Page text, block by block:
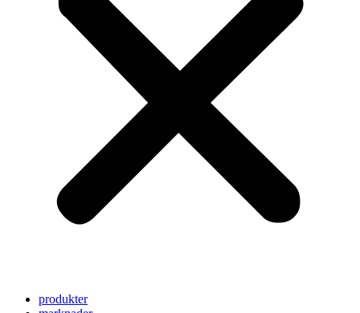
produkter